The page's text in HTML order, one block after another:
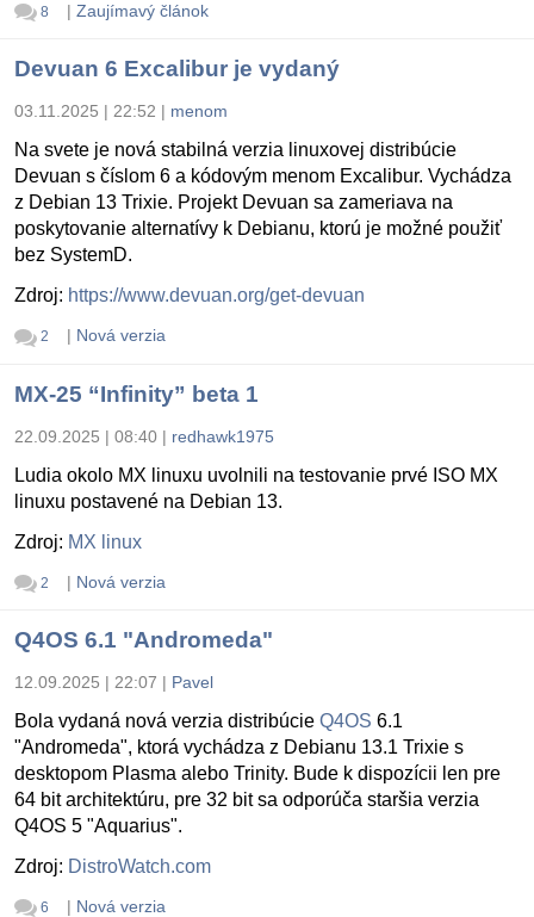
8 | Zaujímavý článok
Devuan 6 Excalibur je vydaný
03.11.2025 | 22:52 | menom
Na svete je nová stabilná verzia linuxovej distribúcie
Devuan s číslom 6 a kódovým menom Excalibur. Vychádza
z Debian 13 Trixie. Projekt Devuan sa zameriava na
poskytovanie alternatívy k Debianu, ktorú je možné použiť
bez SystemD.
Zdroj: https://www.devuan.org/get-devuan
2 | Nová verzia
MX-25 “Infinity” beta 1
22.09.2025 | 08:40 | redhawk1975
Ludia okolo MX linuxu uvolnili na testovanie prvé ISO MX
linuxu postavené na Debian 13.
Zdroj: MX linux
2 | Nová verzia
Q4OS 6.1 "Andromeda"
12.09.2025 | 22:07 | Pavel
Bola vydaná nová verzia distribúcie Q4OS 6.1
"Andromeda", ktorá vychádza z Debianu 13.1 Trixie s
desktopom Plasma alebo Trinity. Bude k dispozícii len pre
64 bit architektúru, pre 32 bit sa odporúča staršia verzia
Q4OS 5 "Aquarius".
Zdroj: DistroWatch.com
6 | Nová verzia